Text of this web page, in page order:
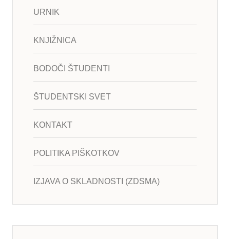
URNIK
KNJIŽNICA
BODOČI ŠTUDENTI
ŠTUDENTSKI SVET
KONTAKT
POLITIKA PIŠKOTKOV
IZJAVA O SKLADNOSTI (ZDSMA)